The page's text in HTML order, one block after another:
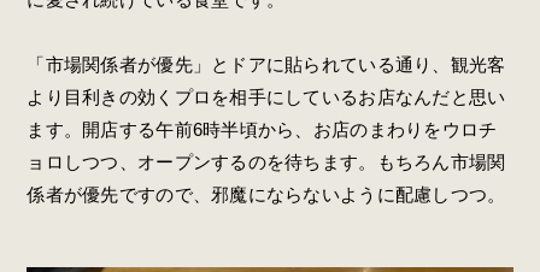
「市場関係者が優先」とドアに貼られている通り、観光客
より目利きの効くプロを相手にしているお店なんだと思い
ます。開店する午前6時半頃から、お店のまわりをウロチ
ョロしつつ、オープンするのを待ちます。もちろん市場関
係者が優先ですので、邪魔にならないように配慮しつつ。